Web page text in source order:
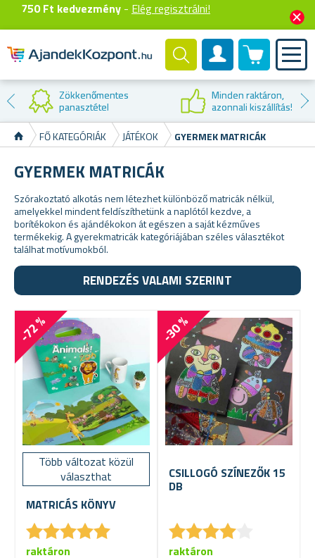
750 Ft kedvezmény - Elég regisztrálni!
Felhasználók fiók
0 termék
Zökkenőmentes
panasztétel
Minden raktáron,
azonnali kiszállítás!
FŐ KATEGÓRIÁK
JÁTÉKOK GYERMEK MATRICÁK
GYERMEK MATRICÁK
Szórakoztató alkotás nem létezhet különböző matricák nélkül,
amelyekkel mindent feldíszíthetünk a naplótól kezdve, a
borítékokon és ajándékokon át egészen a saját kézműves
termékekig. A gyerekmatricák kategóriájában széles választékot
találhat motívumokból.
RENDEZÉS VALAMI SZERINT
-72 %
Több változat közül
választhat
MATRICÁS KÖNYV
★★★★★
★★★★★
raktáron
-30 %
CSILLOGÓ SZÍNEZŐK 15
DB
★★★★
★★★★
raktáron